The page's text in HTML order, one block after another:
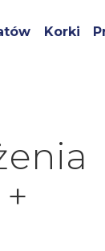
Korki